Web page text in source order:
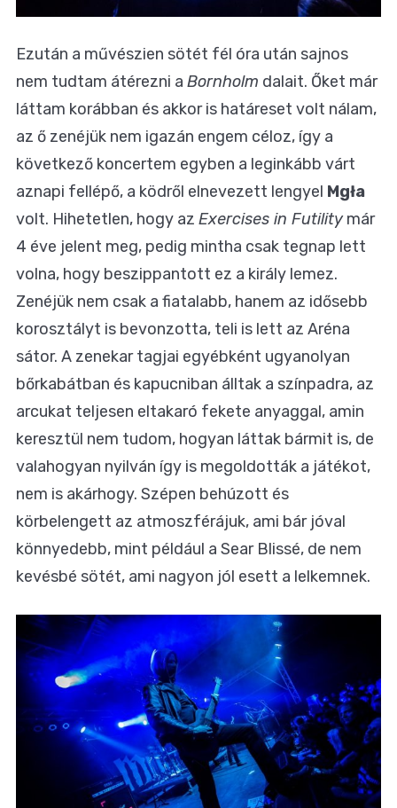
Ezután a művészien sötét fél óra után sajnos
nem tudtam átérezni a Bornholm dalait. Őket már
láttam korábban és akkor is határeset volt nálam,
az ő zenéjük nem igazán engem céloz, így a
következő koncertem egyben a leginkább várt
aznapi fellépő, a ködről elnevezett lengyel Mgła
volt. Hihetetlen, hogy az Exercises in Futilitymár
4 éve jelent meg, pedig mintha csak tegnap lett
volna, hogy beszippantott ez a király lemez.
Zenéjük nem csak a fiatalabb, hanem az idősebb
korosztályt is bevonzotta, teli is lett az Aréna
sátor. A zenekar tagjai egyébként ugyanolyan
bőrkabátban és kapucniban álltak a színpadra, az
arcukat teljesen eltakaró fekete anyaggal, amin
keresztül nem tudom, hogyan láttak bármit is, de
valahogyan nyilván így is megoldották a játékot,
nem is akárhogy. Szépen behúzott és
körbelengett az atmoszférájuk, ami bár jóval
könnyedebb, mint például a Sear Blissé, de nem
kevésbé sötét, ami nagyon jól esett a lelkemnek.